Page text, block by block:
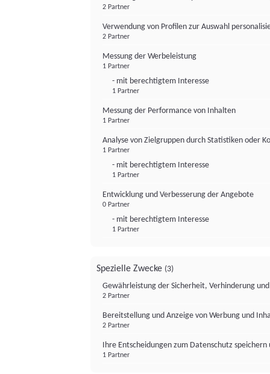
2 Partner
Verwendung von Profilen zur Auswahl
2 Partner
Messung der Werbeleistung
1 Partner
- mit berechtigtem Interesse
1 Partner
Messung der Performance von Inhalten
1 Partner
Analyse von Zielgruppen durch Statistiken oder
1 Partner
- mit berechtigtem Interesse
1 Partner
Entwicklung und Verbesserung der Angebote
0 Partner
- mit berechtigtem Interesse
1 Partner
Spezielle Zwecke (3)
Gewährleistung der Sicherheit, Verhinderung
2 Partner
Bereitstellung und Anzeige von Werbung und
2 Partner
Ihre Entscheidungen zum Datenschutz
1 Partner